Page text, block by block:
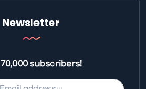
Newsletter
subscribers!